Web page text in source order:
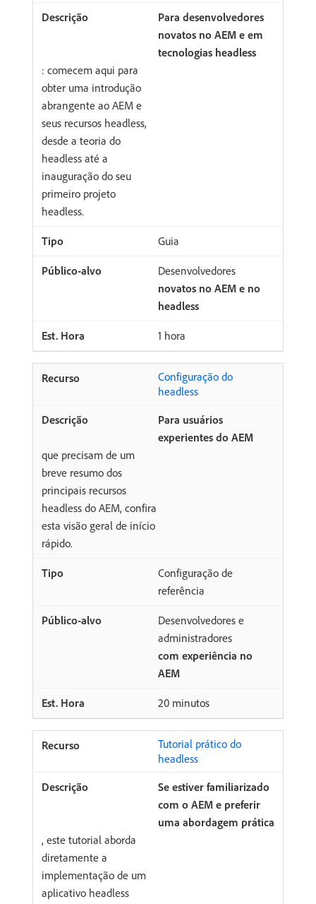
Para desenvolvedores
novatos no AEM e em
tecnologias headless
: comecem aqui para
obter uma introdução
abrangente ao AEM e
seus recursos headless,
desde a teoria do
headless até a
inauguração do seu
primeiro projeto
headless.
Guia
Desenvolvedores
novatos no AEM e no
headless
1 hora
Configuração do
headless
Para usuários
experientes do AEM
que precisam de um
breve resumo dos
principais recursos
headless do AEM, confira
esta visão geral de início
rápido.
Configuração de
referência
Desenvolvedores e
administradores
com experiência no
AEM
20 minutos
Tutorial prático do
headless
Se estiver familiarizado
com o AEM e preferir
uma abordagem prática
, este tutorial aborda
diretamente a
implementação de um
aplicativo headless